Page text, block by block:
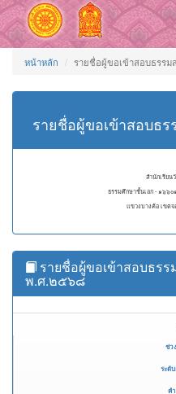
หน้าหลัก รายชื่อผู้ขอเข้าสอบธรร
รายชื่อผู้ขอเข้าสอบธ
สำนักเรียน
ธรรมศึกษาชั้นเอก - ๑๖๖๐
แขวงบางค้อ เขต
รายชื่อผู้ขอเข้าสอบธร
พ.ศ.๒๕๖๘
ช่ว
ระดั
ค